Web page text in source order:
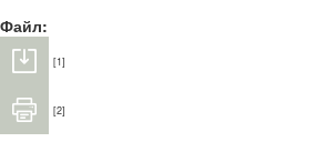
Файл:
[1]
[2]